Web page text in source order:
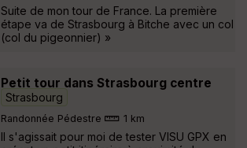
Suite de mon tour de France. La première
étape va de Strasbourg à Bitche avec un col
(col du pigeonnier) »
Petit tour dans Strasbourg centre
Strasbourg
Randonnée Pédestre 1 km
Il s'agissait pour moi de tester VISU GPX en